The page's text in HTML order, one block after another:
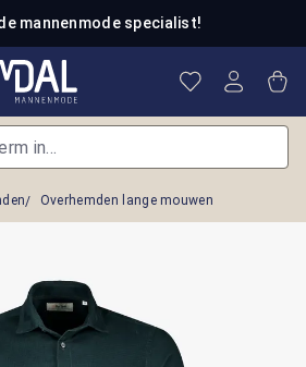
mannenmode specialist!
Je hebt 0
Overhemden lange mouwen